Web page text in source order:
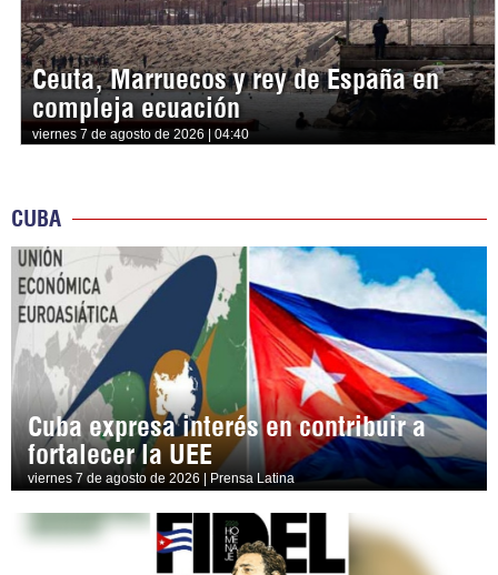
Ceuta, Marruecos y rey de España en
compleja ecuación
viernes 7 de agosto de 2026 | 04:40
CUBA
Cuba expresa interés en contribuir a
fortalecer la UEE
viernes 7 de agosto de 2026 | Prensa Latina